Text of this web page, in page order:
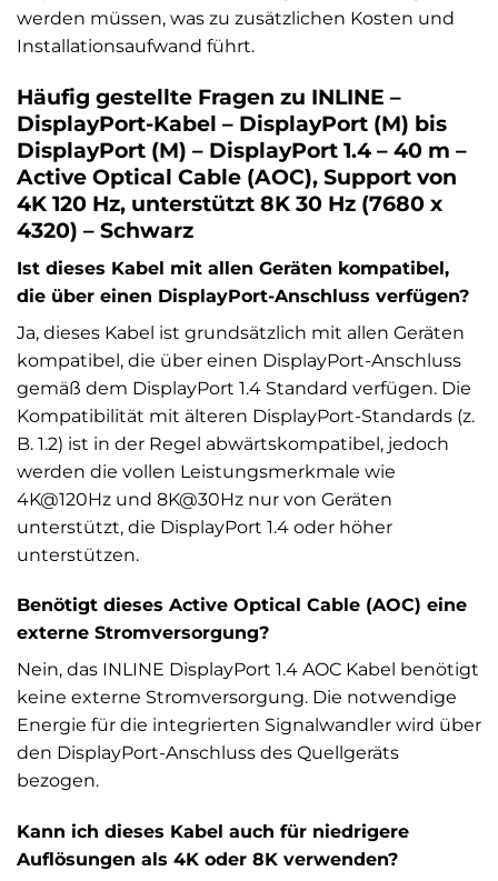
werden müssen, was zu zusätzlichen Kosten und
Installationsaufwand führt.
Häufig gestellte Fragen zu INLINE –
DisplayPort-Kabel – DisplayPort (M) bis
DisplayPort (M) – DisplayPort 1.4 – 40 m –
Active Optical Cable (AOC), Support von
4K 120 Hz, unterstützt 8K 30 Hz (7680 x
4320) – Schwarz
Ist dieses Kabel mit allen Geräten kompatibel,
die über einen DisplayPort-Anschluss verfügen?
Ja, dieses Kabel ist grundsätzlich mit allen Geräten
kompatibel, die über einen DisplayPort-Anschluss
gemäß dem DisplayPort 1.4 Standard verfügen. Die
Kompatibilität mit älteren DisplayPort-Standards (z.
B. 1.2) ist in der Regel abwärtskompatibel, jedoch
werden die vollen Leistungsmerkmale wie
4K@120Hz und 8K@30Hz nur von Geräten
unterstützt, die DisplayPort 1.4 oder höher
unterstützen.
Benötigt dieses Active Optical Cable (AOC) eine
externe Stromversorgung?
Nein, das INLINE DisplayPort 1.4 AOC Kabel benötigt
keine externe Stromversorgung. Die notwendige
Energie für die integrierten Signalwandler wird über
den DisplayPort-Anschluss des Quellgeräts
bezogen.
Kann ich dieses Kabel auch für niedrigere
Auflösungen als 4K oder 8K verwenden?